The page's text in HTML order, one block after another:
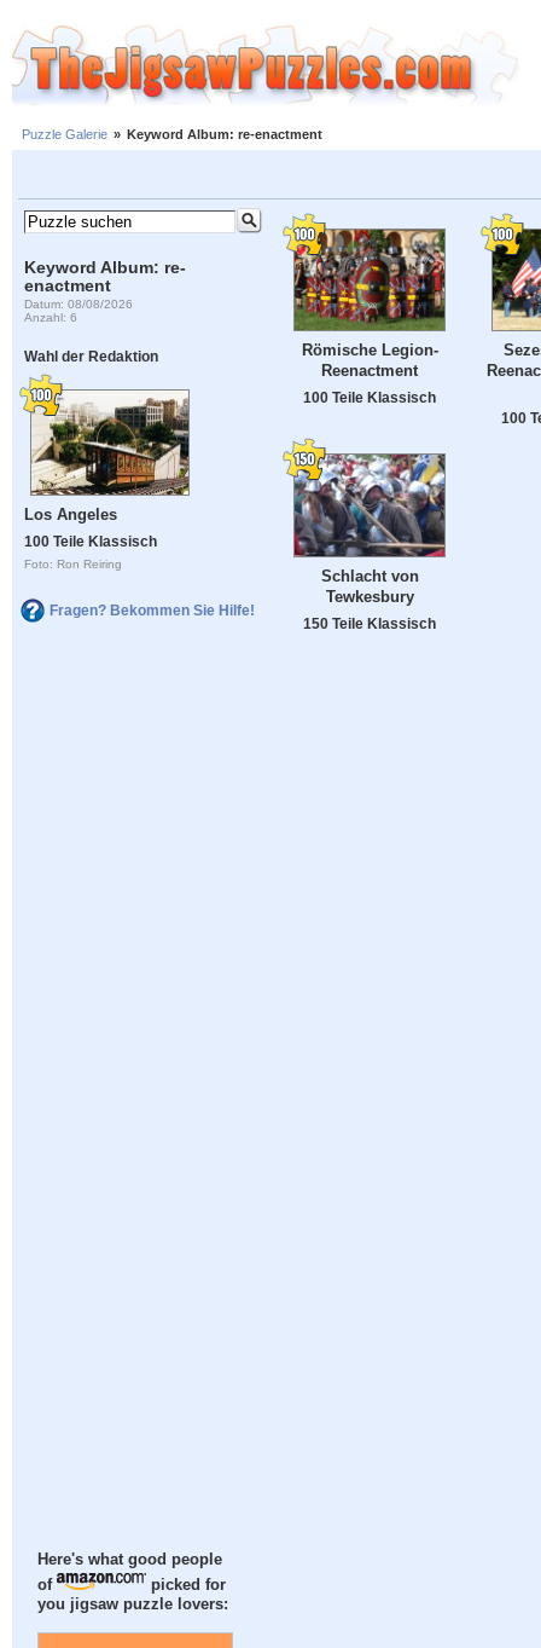
Puzzle Galerie » Keyword Album: re-enactment
Keyword Album: re-
enactment
Datum: 08/08/2026
Anzahl: 6
Wahl der Redaktion
Los Angeles
100 Teile Klassisch
Foto: Ron Reiring
Fragen? Bekommen Sie Hilfe!
Here's what good people
of
picked for
you jigsaw puzzle lovers:
Römische Legion-
Reenactment
100 Teile Klassisch
100
Schlacht von
Tewkesbury
150 Teile Klassisch